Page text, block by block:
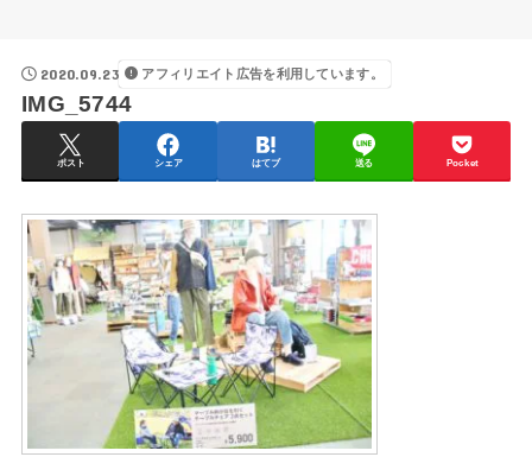
2020.09.23 アフィリエイト広告を利用しています。
IMG_5744
ポスト シェア はてブ 送る Pocket